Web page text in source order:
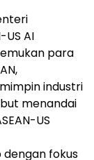
US AI
para
industri
menandai
US
fokus